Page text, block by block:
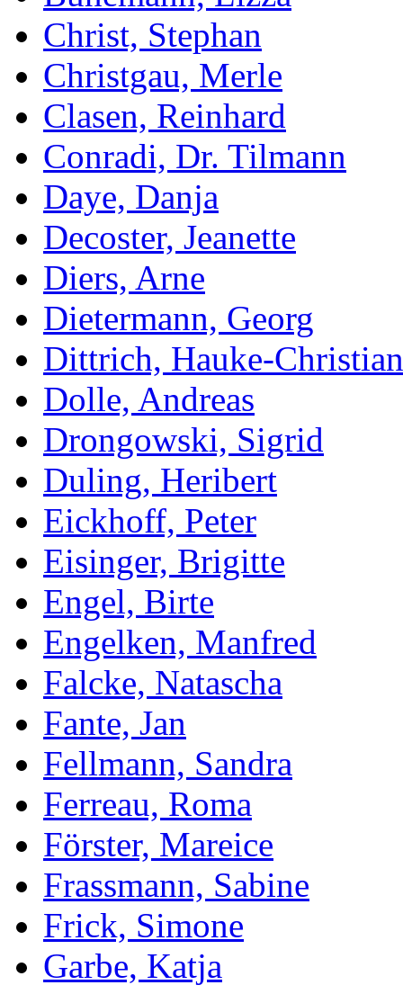
Christ, Stephan
Christgau, Merle
Clasen, Reinhard
Conradi, Dr. Tilmann
Daye, Danja
Decoster, Jeanette
Diers, Arne
Dietermann, Georg
Dittrich, Hauke-Christian
Dolle, Andreas
Drongowski, Sigrid
Duling, Heribert
Eickhoff, Peter
Eisinger, Brigitte
Engel, Birte
Engelken, Manfred
Falcke, Natascha
Fante, Jan
Fellmann, Sandra
Ferreau, Roma
Förster, Mareice
Frassmann, Sabine
Frick, Simone
Garbe, Katja